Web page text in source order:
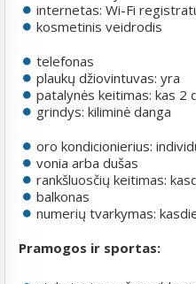
internetas: Wi-Fi
kosmetinis veidrodis
telefonas
plaukų džiovintuvas: yra
patalynės keitimas: kas 2
grindys: kiliminė danga
oro kondicionierius:
vonia arba dušas
rankšluosčių keitimas:
balkonas
numerių tvarkymas:
Pramogos ir sportas: